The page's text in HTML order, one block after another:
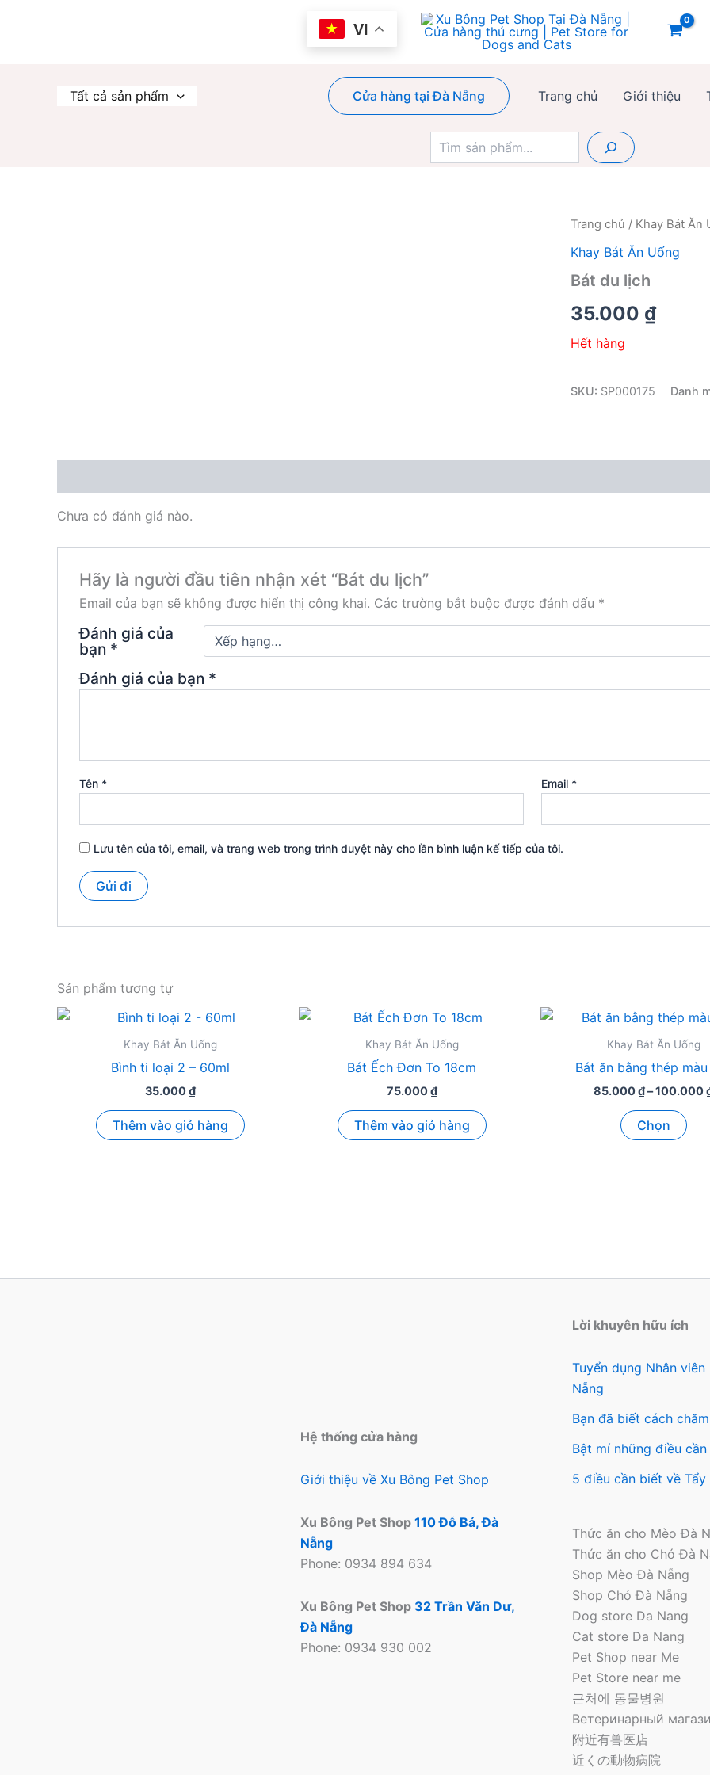
VI
Tất cả sản phẩm Cửa hàng tại Đà Nẵng Trang chủ Giới thiệu
kiếm
Trang chủ / Khay Bát Ăn
Khay Bát Ăn Uống
Bát du lịch
35.000 ₫
Hết hàng
SKU: SP000175 Danh
Chưa có đánh giá nào.
Hãy là người đầu tiên nhận xét “Bát du lịch”
Email của bạn sẽ không được hiển thị công khai. Các trường bắt buộc được đánh dấu *
Đánh giá của
bạn *
Đánh giá của bạn *
Tên * Email *
Lưu tên của tôi, email, và trang web trong trình duyệt này cho lần bình luận kế tiếp của tôi.
Sản phẩm tương tự
Khay Bát Ăn Uống
Bình ti loại 2 – 60ml
35.000₫
Thêm vào giỏ hàng
Khay Bát Ăn Uống
Bát Ếch Đơn To 18cm
75.000₫
Thêm vào giỏ hàng
Khay Bát Ăn Uống
Bát ăn bằng thép màu
85.000₫–100.000
Chọn
tùy
có
sản
Hệ thống cửa hàng
Giới thiệu về Xu Bông Pet Shop
Xu Bông Pet Shop 110 Đỗ Bá, Đà
Nẵng
Phone: 0934 894 634
Xu Bông Pet Shop 32 Trần Văn Dư,
Đà Nẵng
Phone: 0934 930 002
Lời khuyên hữu ích
Tuyển dụng Nhân
Nẵng
Bạn đã biết cách
Bật mí những điều
5 điều cần biết về Tẩy
Thức ăn cho Mèo Đà
Thức ăn cho Chó Đà
Shop Mèo Đà Nẵng
Shop Chó Đà Nẵng
Dog store Da Nang
Cat store Da Nang
Pet Shop near Me
Pet Store near me
근처에 동물병원
Ветеринарный
附近有兽医店
近くの動物病院